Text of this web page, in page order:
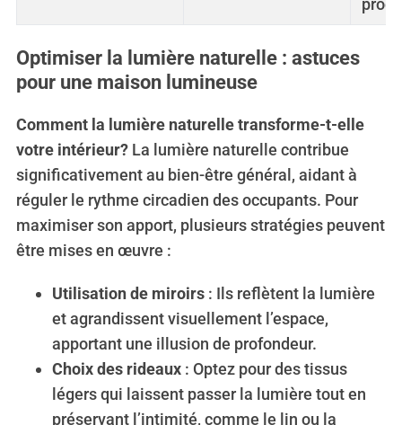
Optimiser la lumière naturelle : astuces
pour une maison lumineuse
Comment la lumière naturelle transforme-t-elle
votre intérieur?La lumière naturelle contribue
significativement au bien-être général, aidant à
réguler le rythme circadien des occupants. Pour
maximiser son apport, plusieurs stratégies peuvent
être mises en œuvre :
Utilisation de miroirs: Ils reflètent la lumière
et agrandissent visuellement l’espace,
apportant une illusion de profondeur.
Choix des rideaux: Optez pour des tissus
légers qui laissent passer la lumière tout en
préservant l’intimité, comme le lin ou la